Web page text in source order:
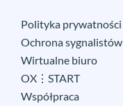
Polityka prywatności
Ochrona sygnalistów
Wirtualne biuro
OX⋮START
Współpraca